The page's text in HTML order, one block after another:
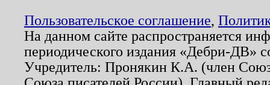
Пользовательское соглашение,
На данном сайте распространяется
периодического издания «Дебри-ДВ»
Учредитель: Пронякин К.А. (член